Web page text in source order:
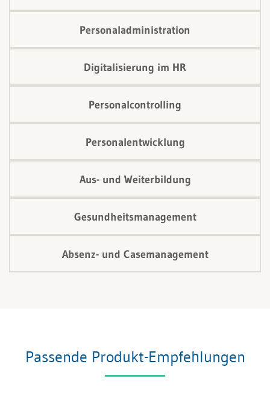
Personaladministration
Digitalisierung im HR
Personalcontrolling
Personalentwicklung
Aus- und Weiterbildung
Gesundheitsmanagement
Absenz- und Casemanagement
Passende Produkt-Empfehlungen